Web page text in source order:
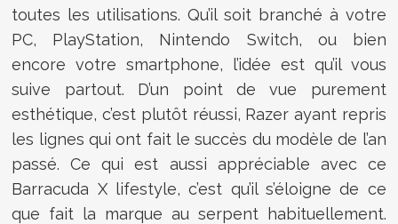
toutes les utilisations. Qu’il soit branché à votre
PC, PlayStation, Nintendo Switch, ou bien
encore votre smartphone, l’idée est qu’il vous
suive partout. D’un point de vue purement
esthétique, c’est plutôt réussi, Razer ayant repris
les lignes qui ont fait le succès du modèle de l’an
passé. Ce qui est aussi appréciable avec ce
Barracuda X lifestyle, c’est qu’il s’éloigne de ce
que fait la marque au serpent habituellement.